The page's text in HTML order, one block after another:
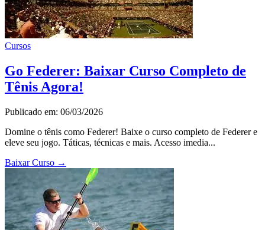
Cursos
Go Federer: Baixar Curso Completo de
Tênis Agora!
Publicado em: 06/03/2026
Domine o tênis como Federer! Baixe o curso completo de Federer e
eleve seu jogo. Táticas, técnicas e mais. Acesso imedia...
Baixar Curso →